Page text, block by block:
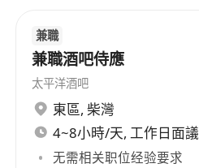
兼職
兼職酒吧侍應
太平洋酒吧
東區, 柴灣
4~8小時/天, 工作日面議
无需相关职位经验要求